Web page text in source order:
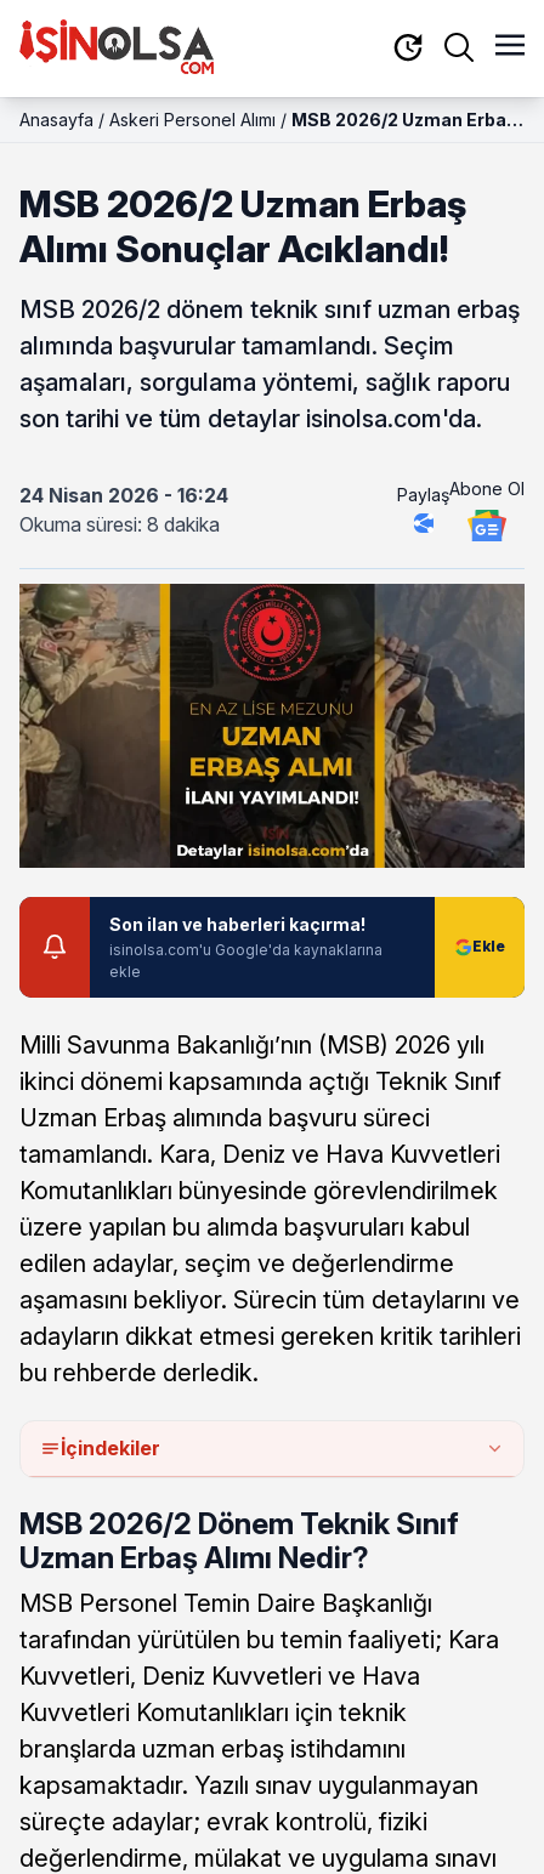
Anasayfa / Askeri Personel Alımı / MSB 2026/2 Uzman Erbaş
MSB 2026/2 Uzman Erbaş
Alımı Sonuçlar Acıklandı!
MSB 2026/2 dönem teknik sınıf uzman erbaş
alımında başvurular tamamlandı. Seçim
aşamaları, sorgulama yöntemi, sağlık raporu
son tarihi ve tüm detaylar isinolsa.com'da.
24 Nisan 2026 - 16:24
Okuma süresi: 8 dakika
PaylaşAbone Ol
Son ilan ve haberleri kaçırma!
isinolsa.com'u Google'da kaynaklarına
ekle
Milli Savunma Bakanlığı’nın (MSB) 2026 yılı
ikinci dönemi kapsamında açtığı Teknik Sınıf
Uzman Erbaş alımında başvuru süreci
tamamlandı. Kara, Deniz ve Hava Kuvvetleri
Komutanlıkları bünyesinde görevlendirilmek
üzere yapılan bu alımda başvuruları kabul
edilen adaylar, seçim ve değerlendirme
aşamasını bekliyor. Sürecin tüm detaylarını ve
adayların dikkat etmesi gereken kritik tarihleri
bu rehberde derledik.
İçindekiler
MSB 2026/2 Dönem Teknik Sınıf
Uzman Erbaş Alımı Nedir?
MSB Personel Temin Daire Başkanlığı
tarafından yürütülen bu temin faaliyeti; Kara
Kuvvetleri, Deniz Kuvvetleri ve Hava
Kuvvetleri Komutanlıkları için teknik
branşlarda uzman erbaş istihdamını
kapsamaktadır. Yazılı sınav uygulanmayan
süreçte adaylar; evrak kontrolü, fiziki
değerlendirme, mülakat ve uygulama sınavı